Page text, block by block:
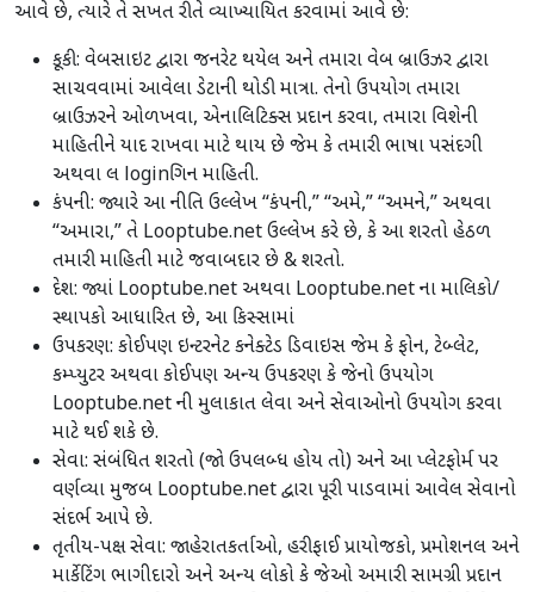
આવે છે, ત્યારે તે સખત રીતે વ્યાખ્યાયિત કરવામાં આવે છે:
કૂકી: વેબસાઇટ દ્વારા જનરેટ થયેલ અને તમારા વેબ બ્રાઉઝર દ્વારા
સાચવવામાં આવેલા ડેટાની થોડી માત્રા. તેનો ઉપયોગ તમારા
બ્રાઉઝરને ઓળખવા, એનાલિટિક્સ પ્રદાન કરવા, તમારા વિશેની
માહિતીને યાદ રાખવા માટે થાય છે જેમ કે તમારી ભાષા પસંદગી
અથવા લ loginગિન માહિતી.
કંપની: જ્યારે આ નીતિ ઉલ્લેખ “કંપની,” “અમે,” “અમને,” અથવા
“અમારા,” તે Looptube.net ઉલ્લેખ કરે છે, કે આ શરતો હેઠળ
તમારી માહિતી માટે જવાબદાર છે & શરતો.
દેશ: જ્યાં Looptube.net અથવા Looptube.net ના માલિકો/
સ્થાપકો આધારિત છે, આ કિસ્સામાં
ઉપકરણ: કોઈપણ ઇન્ટરનેટ કનેક્ટેડ ડિવાઇસ જેમ કે ફોન, ટેબ્લેટ,
કમ્પ્યુટર અથવા કોઈપણ અન્ય ઉપકરણ કે જેનો ઉપયોગ
Looptube.net ની મુલાકાત લેવા અને સેવાઓનો ઉપયોગ કરવા
માટે થઈ શકે છે.
સેવા: સંબંધિત શરતો (જો ઉપલબ્ધ હોય તો) અને આ પ્લેટફોર્મ પર
વર્ણવ્યા મુજબ Looptube.net દ્વારા પૂરી પાડવામાં આવેલ સેવાનો
સંદર્ભ આપે છે.
તૃતીય-પક્ષ સેવા: જાહેરાતકર્તાઓ, હરીફાઈ પ્રાયોજકો, પ્રમોશનલ અને
માર્કેટિંગ ભાગીદારો અને અન્ય લોકો કે જેઓ અમારી સામગ્રી પ્રદાન